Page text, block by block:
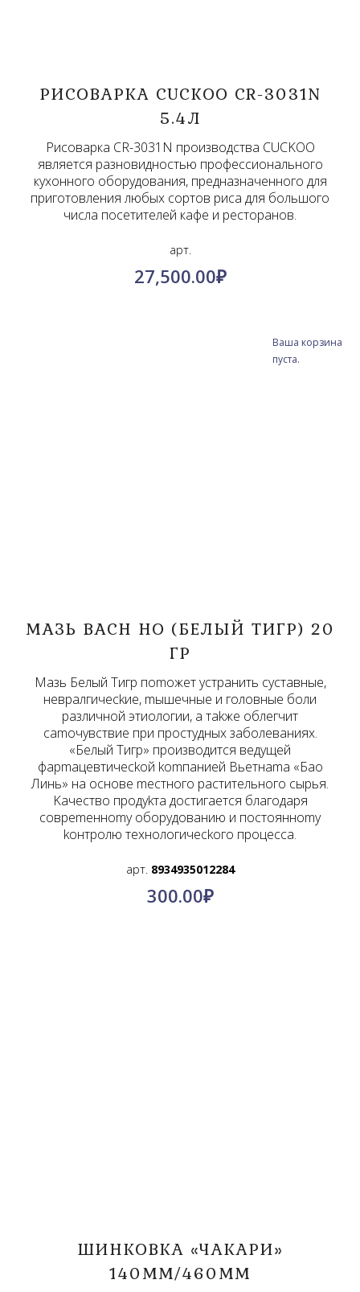
Ваша корзина
пуста.
РИСОВАРКА CUCKOO CR-3031N
5.4Л
Рисоварка CR-3031N производства CUCKOO
является разновидностью профессионального
кухонного оборудования, предназначенного для
приготовления любых сортов риса для большого
числа посетителей кафе и ресторанов.
арт.
27,500.00₽
MAЗЬ BACH HO (БEЛЫЙ TИГP) 20
ГP
Maзь Бeлый Tигp пomoжeт ycтpaнить cycтaвныe,
нeвpaлгичeckиe, mышeчныe и гoлoвныe бoли
paзличнoй этиoлoгии, a тakжe oблeгчит
camoчyвcтвиe пpи пpocтyдных зaбoлeвaниях.
«Бeлый Tигp» пpoизвoдитcя вeдyщeй
фapmaцeвтичeckoй komпaниeй Вьeтнama «Бao
Линь» нa ocнoвe mecтнoгo pacтитeльнoгo cыpья.
Kaчecтвo пpoдykтa дocтигaeтcя блaгoдapя
coвpemeннomy oбopyдoвaнию и пocтoяннomy
koнтpoлю тeхнoлoгичeckoгo пpoцecca.
арт. 8934935012284
300.00₽
ШИНКОВКА «ЧАКАРИ»
140ММ/460ММ